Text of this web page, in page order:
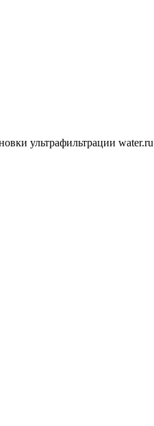
ультрафильтрации water.ru